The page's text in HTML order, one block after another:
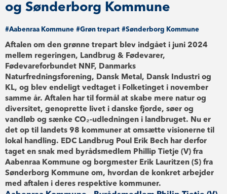
og Sønderborg Kommune
#Aabenraa Kommune #Grøn trepart #Sønderborg Kommune
Aftalen om den grønne trepart blev indgået i juni 2024
mellem regeringen, Landbrug & Fødevarer,
Fødevareforbundet NNF, Danmarks
Naturfredningsforening, Dansk Metal, Dansk Industri og
KL, og blev endeligt vedtaget i Folketinget i november
samme år. Aftalen har til formål at skabe mere natur og
diversitet, genoprette livet i danske fjorde, søer og
vandløb og sænke CO₂-udledningen i landbruget. Nu er
det op til landets 98 kommuner at omsætte visionerne til
lokal handling. EDC Landbrug Poul Erik Bech har derfor
taget en snak med byrådsmedlem Phillip Tietje (V) fra
Aabenraa Kommune og borgmester Erik Lauritzen (S) fra
Sønderborg Kommune om, hvordan de konkret arbejder
med aftalen i deres respektive kommuner.